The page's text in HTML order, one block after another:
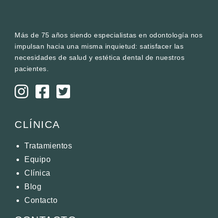
Más de 75 años siendo especialistas en odontología nos
impulsan hacia una misma inquietud: satisfacer las
necesidades de salud y estética dental de nuestros
pacientes.
  
CLÍNICA
Tratamientos
Equipo
Clínica
Blog
Contacto